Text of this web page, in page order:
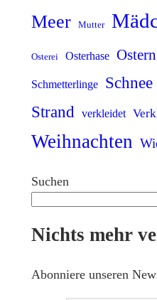
Meer Mutter
Osterei Osterhase Ostern
Schmetterlinge Schnee
Strand verkleidet
Weihnachten
Suchen
Nichts mehr
Abonniere unseren